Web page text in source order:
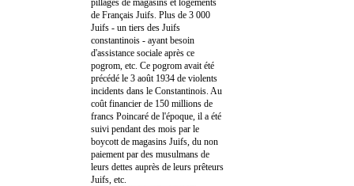
de Français Juifs. Plus de 3 000
Juifs - un tiers des Juifs
constantinois - ayant besoin
d'assistance sociale après ce
pogrom, etc. Ce pogrom avait été
précédé le 3 août 1934 de violents
incidents dans le Constantinois. Au
coût financier de 150 millions de
francs Poincaré de l'époque, il a été
suivi pendant des mois par le
boycott de magasins Juifs, du non
paiement par des musulmans de
leurs dettes auprès de leurs prêteurs
Juifs, etc.